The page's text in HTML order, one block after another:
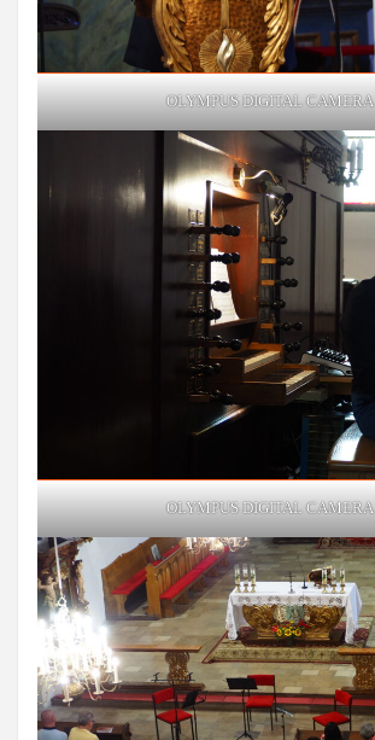
OLYMPUS DIGITAL CAMERA
OLYMPUS DIGITAL CAMERA